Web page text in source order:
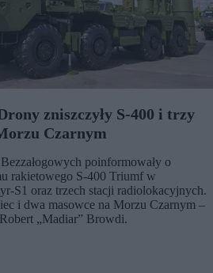
zniszczyły S-400 i trzy
Czarnym
poinformowały o
rakietowego S-400 Triumf w
S1 oraz trzech stacji radiolokacyjnych.
i dwa masowce na Morzu Czarnym –
„Madiar” Browdi.